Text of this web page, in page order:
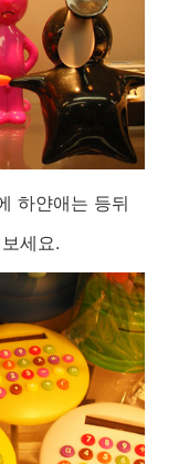
하얀애는 등뒤
세요.